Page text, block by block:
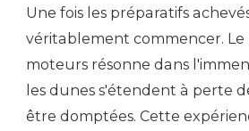
Une fois les préparatifs
véritablement commencer. Le
moteurs résonne dans
les dunes s'étendent à perte
être domptées. Cette